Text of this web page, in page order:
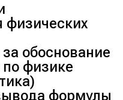
обоснование
физике
формулы